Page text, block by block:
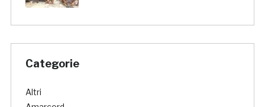
Categorie
Altri